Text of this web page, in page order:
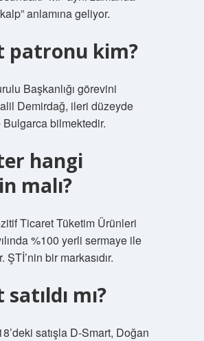
anlamına geliyor.
patronu kim?
Başkanlığı görevini
Demirdağ, ileri düzeyde
bilmektedir.
hangi
malı?
Ticaret Tüketim Ürünleri
%100 yerli sermaye ile
ŞTİ’nin bir markasıdır.
mı?
satışla D-Smart, Doğan